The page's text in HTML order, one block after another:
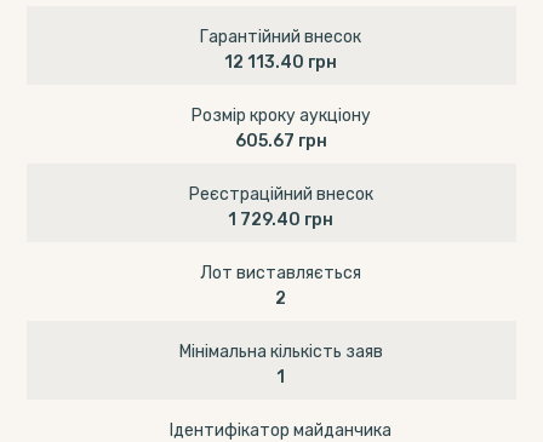
Гарантійний внесок
12 113.40 грн
Розмір кроку аукціону
605.67 грн
Реєстраційний внесок
1 729.40 грн
Лот виставляється
2
Мінімальна кількість заяв
1
Ідентифікатор майданчика